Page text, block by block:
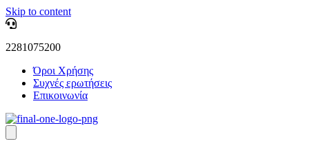
Skip to content
2281075200
Όροι Χρήσης
Συχνές ερωτήσεις
Επικοινωνία